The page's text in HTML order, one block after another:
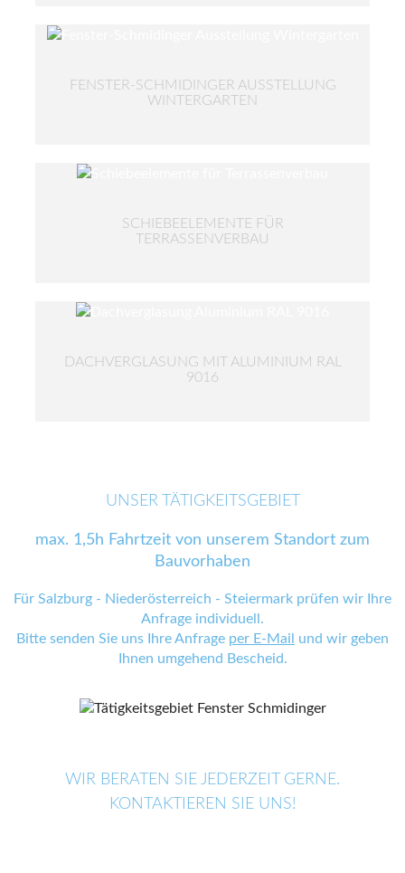
FENSTER-SCHMIDINGER AUSSTELLUNG
WINTERGARTEN
SCHIEBEELEMENTE FÜR
TERRASSENVERBAU
DACHVERGLASUNG MIT ALUMINIUM RAL
9016
UNSER TÄTIGKEITSGEBIET
max. 1,5h Fahrtzeit von unserem Standort zum
Bauvorhaben
Für Salzburg - Niederösterreich - Steiermark prüfen wir Ihre
Anfrage individuell.
Bitte senden Sie uns Ihre Anfrage per E-Mail
und wir geben
Ihnen umgehend Bescheid.
WIR BERATEN SIE JEDERZEIT GERNE.
KONTAKTIEREN SIE UNS!